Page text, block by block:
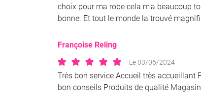
choix pour ma robe cela m'a beaucoup
bonne. Et tout le monde la trouvé
Françoise Reling
Le 03/06/2024
Très bon service Accueil très accueillant
bon conseils Produits de qualité